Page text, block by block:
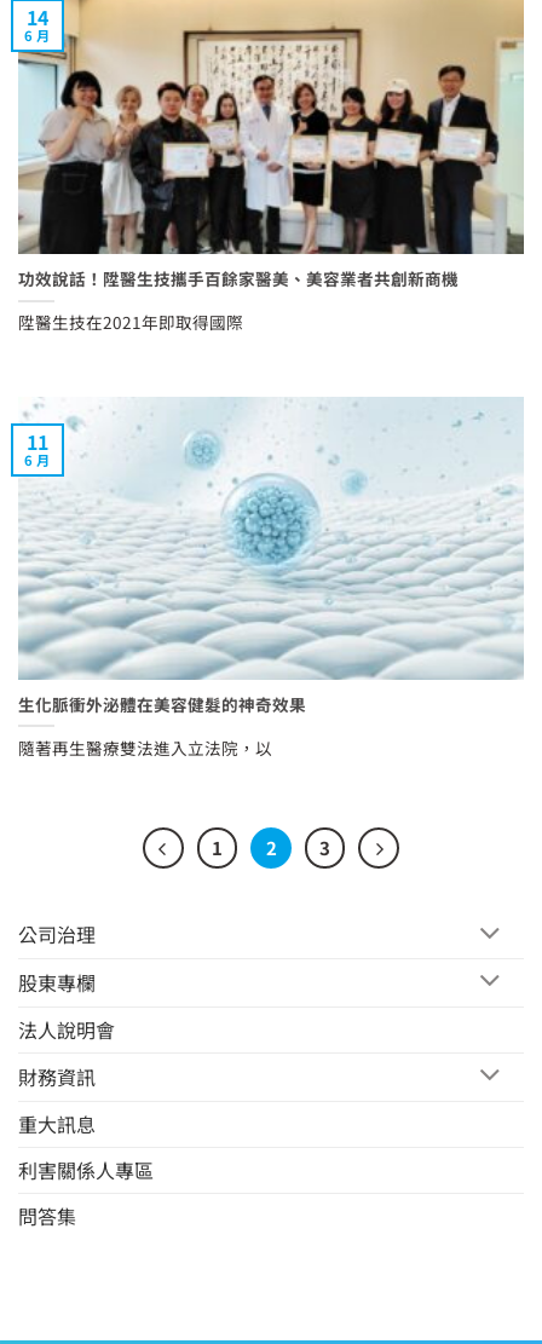
公司治理
股東專欄
法人說明會
財務資訊
重大訊息
利害關係人專區
問答集
功效說話！陞醫生技攜手百餘家醫美、美容業者共創新商機
陞醫生技在2021年即取得國際
14
6 月
生化脈衝外泌體在美容健髮的神奇效果
隨著再生醫療雙法進入立法院，以
11
6 月
1 2 3